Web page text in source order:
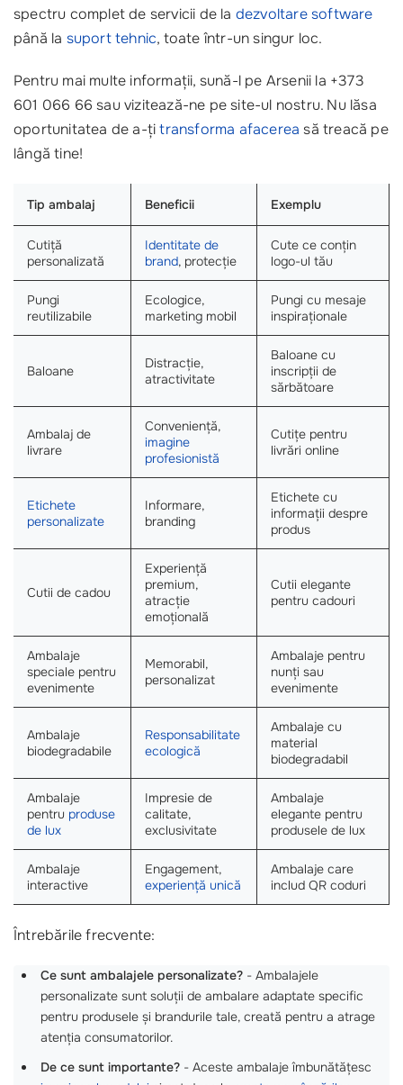
spectru complet de servicii de la dezvoltare software
până la suport tehnic, toate într-un singur loc.
Pentru mai multe informații, sună-l pe Arsenii la +373
601 066 66 sau vizitează-ne pe site-ul nostru. Nu lăsa
oportunitatea de a-țitransforma afacerea să treacă pe
lângă tine!
Tip ambalaj Beneficii Exemplu
Cutiță
personalizată
Identitate de
brand, protecție
Cute ce conțin
logo-ul tău
Pungi
reutilizabile
Ecologice,
marketing mobil
Pungi cu mesaje
inspiraționale
Baloane
Distracție,
atractivitate
Baloane cu
inscripții de
sărbătoare
Ambalaj de
livrare
Conveniență,
imagine
profesionistă
Cutițe pentru
livrări online
Etichete
personalizate
Informare,
branding
Etichete cu
informații despre
produs
Cutii de cadou
Experiență
premium,
atracție
emoțională
Cutii elegante
pentru cadouri
Ambalaje
speciale pentru
evenimente
Memorabil,
personalizat
Ambalaje pentru
nunți sau
evenimente
Ambalaje
biodegradabile
Responsabilitate
ecologică
Ambalaje cu
material
biodegradabil
Ambalaje
pentru produse
de lux
Impresie de
calitate,
exclusivitate
Ambalaje
elegante pentru
produsele de lux
Ambalaje
interactive
Engagement,
experiență unică
Ambalaje care
includ QR coduri
Întrebările frecvente:
Ce sunt ambalajele personalizate? - Ambalajele
personalizate sunt soluții de ambalare adaptate specific
pentru produsele și brandurile tale, creată pentru a atrage
atenția consumatorilor.
De ce sunt importante? - Aceste ambalaje îmbunătățesc